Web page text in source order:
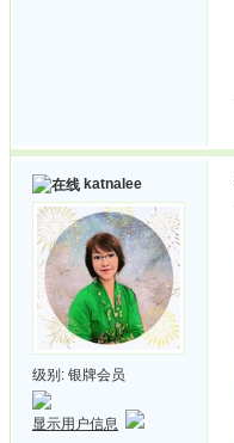
katnalee
级别: 银牌会员
显示用户信息